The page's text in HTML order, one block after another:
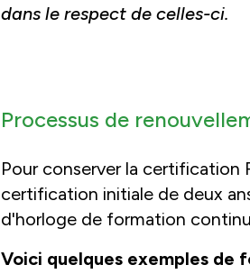
dans le respect de celles-ci.
Processus de
Pour conserver la certification
certification initiale de deux
d'horloge de formation
Voici quelques exemples de